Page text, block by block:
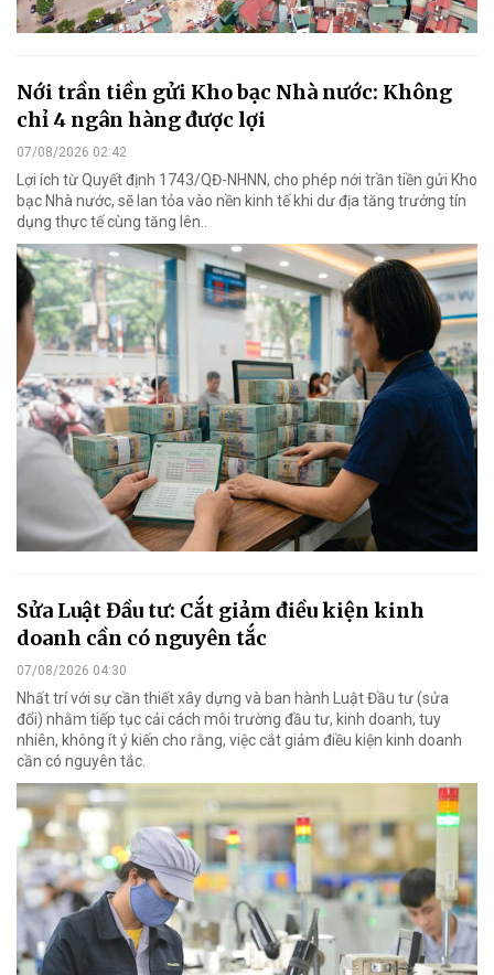
Nới trần tiền gửi Kho bạc Nhà nước: Không
chỉ 4 ngân hàng được lợi
07/08/2026 02:42
Lợi ích từ Quyết định 1743/QĐ-NHNN, cho phép nới trần tiền gửi Kho
bạc Nhà nước, sẽ lan tỏa vào nền kinh tế khi dư địa tăng trưởng tín
dụng thực tế cùng tăng lên..
Sửa Luật Đầu tư: Cắt giảm điều kiện kinh
doanh cần có nguyên tắc
07/08/2026 04:30
Nhất trí với sự cần thiết xây dựng và ban hành Luật Đầu tư (sửa
đổi) nhằm tiếp tục cải cách môi trường đầu tư, kinh doanh, tuy
nhiên, không ít ý kiến cho rằng, việc cắt giảm điều kiện kinh doanh
cần có nguyên tắc.